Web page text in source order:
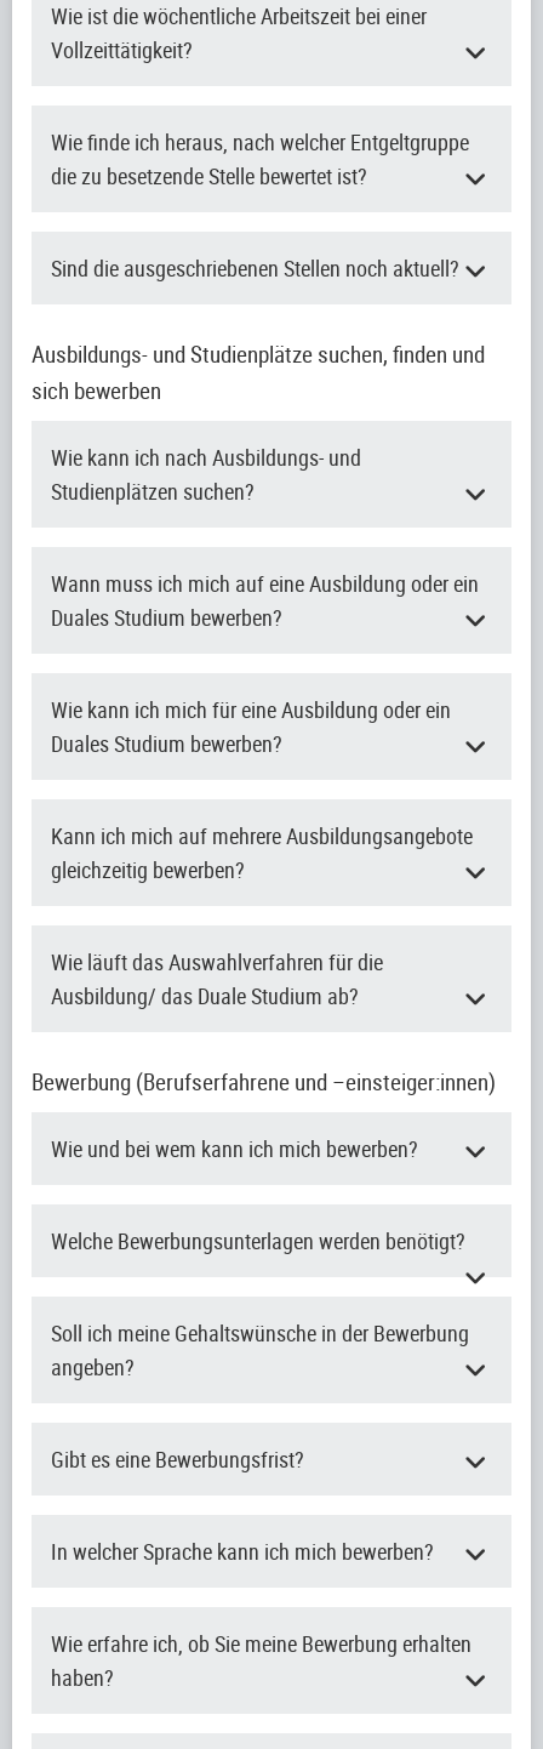
Wie ist die wöchentliche Arbeitszeit bei einer
Vollzeittätigkeit?
Wie finde ich heraus, nach welcher Entgeltgruppe
die zu besetzende Stelle bewertet ist?
Sind die ausgeschriebenen Stellen noch aktuell?
Ausbildungs- und Studienplätze suchen, finden und
sich bewerben
Wie kann ich nach Ausbildungs- und
Studienplätzen suchen?
Wann muss ich mich auf eine Ausbildung oder ein
Duales Studium bewerben?
Wie kann ich mich für eine Ausbildung oder ein
Duales Studium bewerben?
Kann ich mich auf mehrere Ausbildungsangebote
gleichzeitig bewerben?
Wie läuft das Auswahlverfahren für die
Ausbildung/ das Duale Studium ab?
Bewerbung (Berufserfahrene und –einsteiger:innen)
Wie und bei wem kann ich mich bewerben?
Welche Bewerbungsunterlagen werden benötigt?
Soll ich meine Gehaltswünsche in der Bewerbung
angeben?
Gibt es eine Bewerbungsfrist?
In welcher Sprache kann ich mich bewerben?
Wie erfahre ich, ob Sie meine Bewerbung erhalten
haben?